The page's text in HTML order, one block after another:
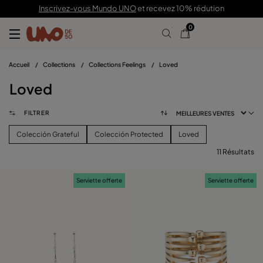
Inscrivez-vous Mundo UNOet recevez 10% rédution
0
Accueil / Collections / Collections Feelings / Loved
Loved
FILTRER
Colección Grateful Colección Protected Loved
Effacer Les Filtres
11 Résultats
Serviette offerte Serviette offerte